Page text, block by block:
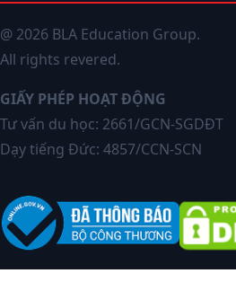
@ 2026 BLA Education Group.
All rights revered.
GIẤY PHÉP HOẠT ĐỘNG
Tư vấn du học: 2661/GCN-SGDĐT
Dạy tiếng Đức: 4857/CCN-SCN